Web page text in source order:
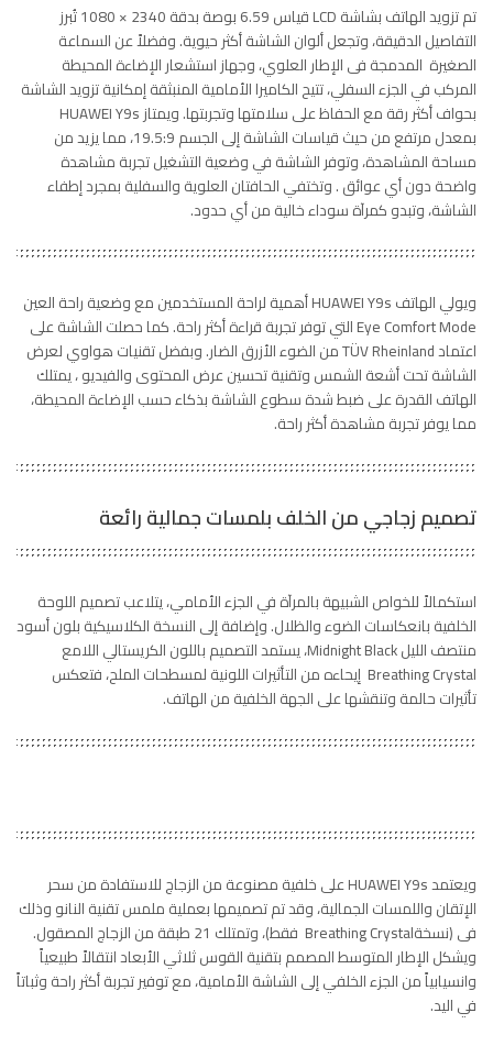
تم تزويد الهاتف بشاشة LCD قياس 6.59 بوصة بدقة 2340 × 1080 تُبرز
التفاصيل الدقيقة، وتجعل ألوان الشاشة أكثر حيوية. وفضلاً عن السماعة
الصغيرة المدمجة فى الإطار العلوي، وجهاز استشعار الإضاءة المحيطة
المركب في الجزء السفلي، تتيح الكاميرا الأمامية المنبثقة إمكانية تزويد الشاشة
بحواف أكثر رقة مع الحفاظ على سلامتها وتجربتها. ويمتاز HUAWEI Y9s
بمعدل مرتفع من حيث قياسات الشاشة إلى الجسم 19.5:9، مما يزيد من
مساحة المشاهدة، وتوفر الشاشة في وضعية التشغيل تجربة مشاهدة
واضحة دون أي عوائق . وتختفي الحافتان العلوية والسفلية بمجرد إطفاء
الشاشة، وتبدو كمرآة سوداء خالية من أي حدود.
ويولي الهاتف HUAWEI Y9s أهمية لراحة المستخدمين مع وضعية راحة العين
Eye Comfort Mode التي توفر تجربة قراءة أكثر راحة. كما حصلت الشاشة على
اعتماد TÜV Rheinland من الضوء الأزرق الضار. وبفضل تقنيات هواوي لعرض
الشاشة تحت أشعة الشمس وتقنية تحسين عرض المحتوى والفيديو ، يمتلك
الهاتف القدرة على ضبط شدة سطوع الشاشة بذكاء حسب الإضاءة المحيطة،
مما يوفر تجربة مشاهدة أكثر راحة.
تصميم زجاجي من الخلف بلمسات جمالية رائعة
استكمالاً للخواص الشبيهة بالمرآة في الجزء الأمامي، يتلاعب تصميم اللوحة
الخلفية بانعكاسات الضوء والظلال. وإضافة إلى النسخة الكلاسيكية بلون أسود
منتصف الليل Midnight Black، يستمد التصميم باللون الكريستالي اللامع
Breathing Crystal إيحاءه من التأثيرات اللونية لمسطحات الملح، فتعكس
تأثيرات حالمة وتنقشها على الجهة الخلفية من الهاتف.
ويعتمد HUAWEI Y9s على خلفية مصنوعة من الزجاج للاستفادة من سحر
الإتقان واللمسات الجمالية، وقد تم تصميمها بعملية ملمس تقنية النانو وذلك
فى (نسخةBreathing Crystal فقط)، وتمتلك 21 طبقة من الزجاج المصقول.
ويشكل الإطار المتوسط المصمم بتقنية القوس ثلاثي الأبعاد انتقالاً طبيعياً
وانسيابياً من الجزء الخلفي إلى الشاشة الأمامية، مع توفير تجربة أكثر راحة وثباتاً
في اليد.